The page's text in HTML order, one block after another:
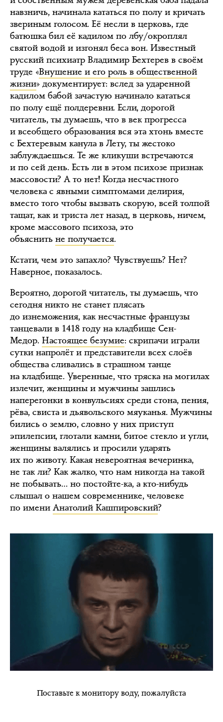
навзничь, начинала кататься по полу и кричать
звериным голосом. Её несли в церковь, где
батюшка бил её кадилом по лбу/окроплял
святой водой и изгонял беса вон. Известный
русский психиатр Владимир Бехтерев в своём
труде «Внушение и его роль в общественной
жизни» документирует: вслед за ударенной
кадилом бабой зачастую начинало кататься
по полу ещё полдеревни. Если, дорогой
читатель, ты думаешь, что в век прогресса
и всеобщего образования вся эта хтонь вместе
с Бехтеревым канула в Лету, ты жестоко
заблуждаешься. Те же кликуши встречаются
и по сей день. Есть ли в этом психозе признак
массовости? А то нет! Когда несчастного
человека с явными симптомами делирия,
вместо того чтобы вызвать скорую, всей толпой
тащат, как и триста лет назад, в церковь, ничем,
кроме массового психоза, это
объяснить не получается.
Кстати, чем это запахло? Чувствуешь? Нет?
Наверное, показалось.
Вероятно, дорогой читатель, ты думаешь, что
сегодня никто не станет плясать
до изнеможения, как несчастные французы
танцевали в 1418 году на кладбище Сен-
Медор. Настоящее безумие: скрипачи играли
сутки напролёт и представители всех слоёв
общества сливались в страшном танце
на кладбище. Уверенные, что тряска на могилах
излечит, женщины и мужчины зашлись
наперегонки в конвульсиях среди стона, пения,
рёва, свиста и дьявольского мяуканья. Мужчины
бились о землю, словно у них приступ
эпилепсии, глотали камни, битое стекло и угли,
женщины валялись и просили ударять
их по животу. Какая невероятная вечеринка,
не так ли? Как жалко, что нам никогда на такой
не побывать… но постойте-ка, а кто-нибудь
слышал о нашем современнике, человеке
по имени Анатолий Кашпировский?
Поставьте к монитору воду, пожалуйста